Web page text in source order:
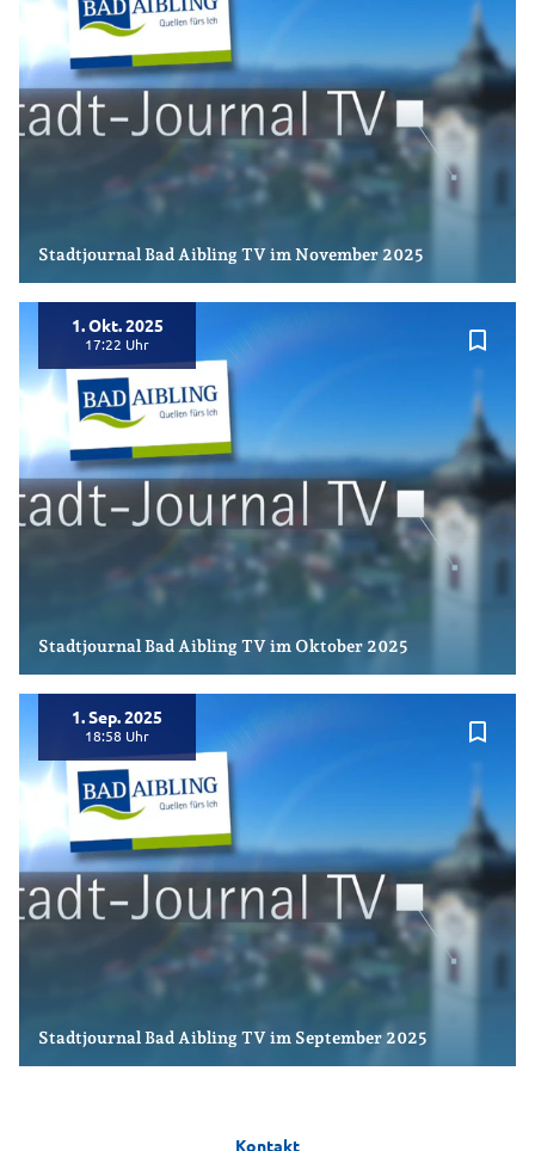
Stadtjournal Bad Aibling TV im November 2025
bookmark_border
1. Okt. 2025
17:22
Stadtjournal Bad Aibling TV im Oktober 2025
bookmark_border
1. Sep. 2025
18:58
Stadtjournal Bad Aibling TV im September 2025
Kontakt